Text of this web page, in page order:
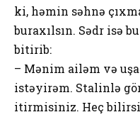
ki, həmin səhnə
buraxılsın. Sədr isə
bitirib:
– Mənim ailəm və
istəyirəm. Stalinlə
itirmisiniz. Heç